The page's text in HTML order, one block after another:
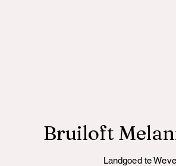
Bruiloft
Landgoed te